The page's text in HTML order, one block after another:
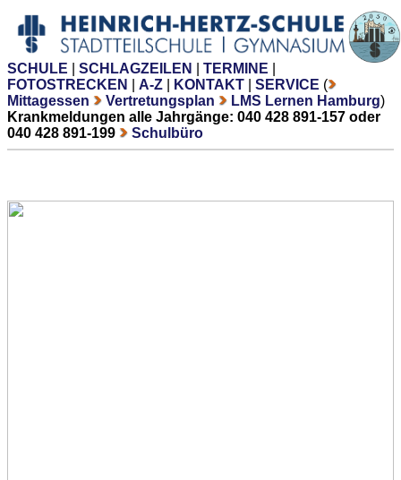
SCHULE SCHLAGZEILEN TERMINE
FOTOSTRECKEN
A-Z KONTAKT SERVICE (
Mittagessen
Vertretungsplan LMS Lernen Hamburg)
Krankmeldungen alle Jahrgänge: 040 428 891-157 oder
040 428 891-199
Schulbüro